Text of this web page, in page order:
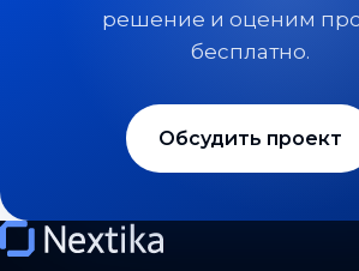
решение и оценим
бесплатно.
Обсудить проект